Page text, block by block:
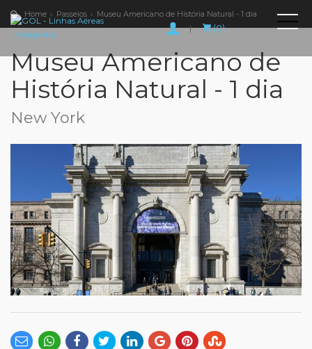
| (0)
Home Passeios Museu Americano de História Natural - 1 dia
Museu Americano de
História Natural - 1 dia
New York